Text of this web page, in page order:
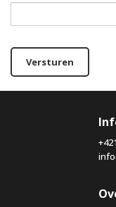
Versturen